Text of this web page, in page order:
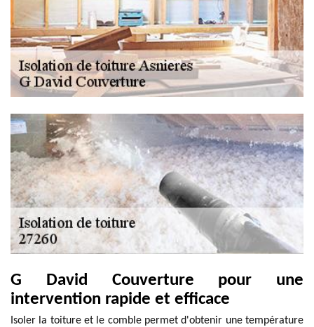
G David Couverture pour une
intervention rapide et efficace
Isoler la toiture et le comble permet d'obtenir une température